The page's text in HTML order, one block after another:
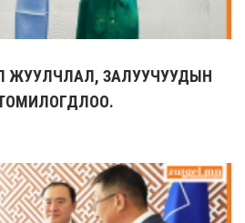
ЖУУЛЧЛАЛ, ЗАЛУУЧУУДЫН